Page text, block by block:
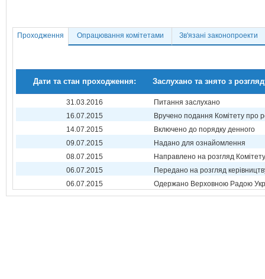
Проходження Опрацювання комітетами Зв'язані законопроекти
Дати та стан проходження: Заслухано та знято з
31.03.2016
Питання заслухано
16.07.2015
Вручено подання Комітету про
14.07.2015
Включено до порядку денного
09.07.2015
Надано для ознайомлення
08.07.2015
Направлено на розгляд Комітету
06.07.2015
Передано на розгляд
06.07.2015
Одержано Верховною Радою